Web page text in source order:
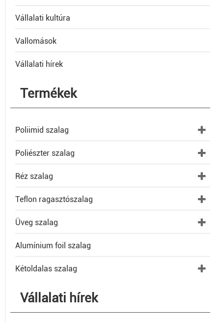
Vállalati kultúra
Vallomások
Vállalati hírek
Termékek
Poliimid szalag
Poliészter szalag
Réz szalag
Teflon ragasztószalag
Üveg szalag
Alumínium foil szalag
Kétoldalas szalag
Vállalati hírek